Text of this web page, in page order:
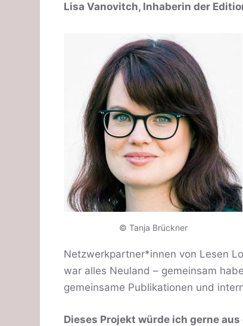
Lisa Vanovitch, Inhaberin der
© Tanja Brückner
Netzwerkpartner*innen von Lesen
war alles Neuland – gemeinsam
gemeinsame Publikationen und
Dieses Projekt würde ich gerne